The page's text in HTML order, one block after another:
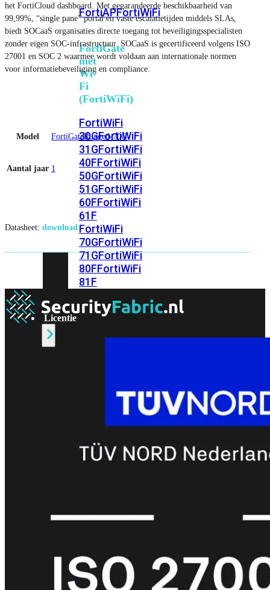
FortiAPFortiWiFi
FortiGate
met
Wi-
Fi
(FortiWiFi)
FortiWiFi
30GFortiWiFi
31GFortiWiFi
40FFortiWiFi
50GFortiWiFi
51GFortiWiFi
60FFortiWiFi
61F
FortiWiFi
70GFortiWiFi
71GFortiWiFi
80FFortiWiFi
81F
Licentie
FortiCare
EssentialsFortiCare
FortiCare
1
het FortiCloud dashboard. Met gegarandeerde beschikbaarheid van
99,99%, “single pane” portal en vaste escalatietijden middels SLAs,
biedt SOCaaS organisaties directe toegang tot beveiligingsspecialisten
zonder eigen SOC-infrastructuur. SOCaaS is gecertificeerd volgens ISO
27001 en SOC 2 waarmee wordt voldaan aan internationale normen
voor informatiebeveiliging en compliance.
Model FortiGateRugged-70G
Aantal jaar 1
Datasheet: download